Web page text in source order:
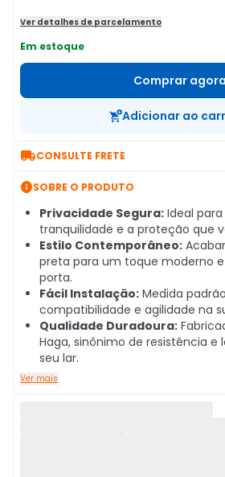
Ver detalhes de parcelamento
Em estoque
Comprar agora
Adicionar ao
CONSULTE FRETE
SOBRE O PRODUTO
Privacidade Segura: Ideal
tranquilidade e a proteção que
Estilo Contemporâneo:
preta para um toque moderno
porta.
Fácil Instalação: Medida
compatibilidade e agilidade na
Qualidade Duradoura:
Haga, sinônimo de resistência e
seu lar.
Ver mais